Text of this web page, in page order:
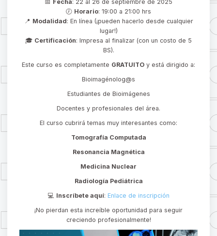
📅 Fecha: 22 al 26 de septiembre de 2025
🕖 Horario: 19:00 a 21:00 hrs
📍 Modalidad: En línea (¡pueden hacerlo desde cualquier
lugar!)
🎓 Certificación: Impresa al finalizar (con un costo de 5
BS).
Este curso es completamente GRATUITO y está dirigido a:
Bioimagénolog@s
Estudiantes de Bioimágenes
Docentes y profesionales del área.
El curso cubrirá temas muy interesantes como:
Tomografía Computada
Resonancia Magnética
Medicina Nuclear
Radiología Pediátrica
💻 Inscríbete aquí: Enlace de inscripción
¡No pierdan esta increíble oportunidad para seguir
creciendo profesionalmente!